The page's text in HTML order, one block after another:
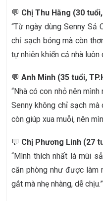
💬 Chị Thu Hằng (30
“Từ ngày dùng Senny Sả
chỉ sạch bóng mà còn
tự nhiên khiến cả nhà luôn
💬 Anh Minh (35 tuổi,
“Nhà có con nhỏ nên
Senny không chỉ sạch mà
còn giúp xua muỗi, nên
💬 Chị Phương Linh (27
“Mình thích nhất là mùi
căn phòng như được làm
gắt mà nhẹ nhàng, dễ chịu.”